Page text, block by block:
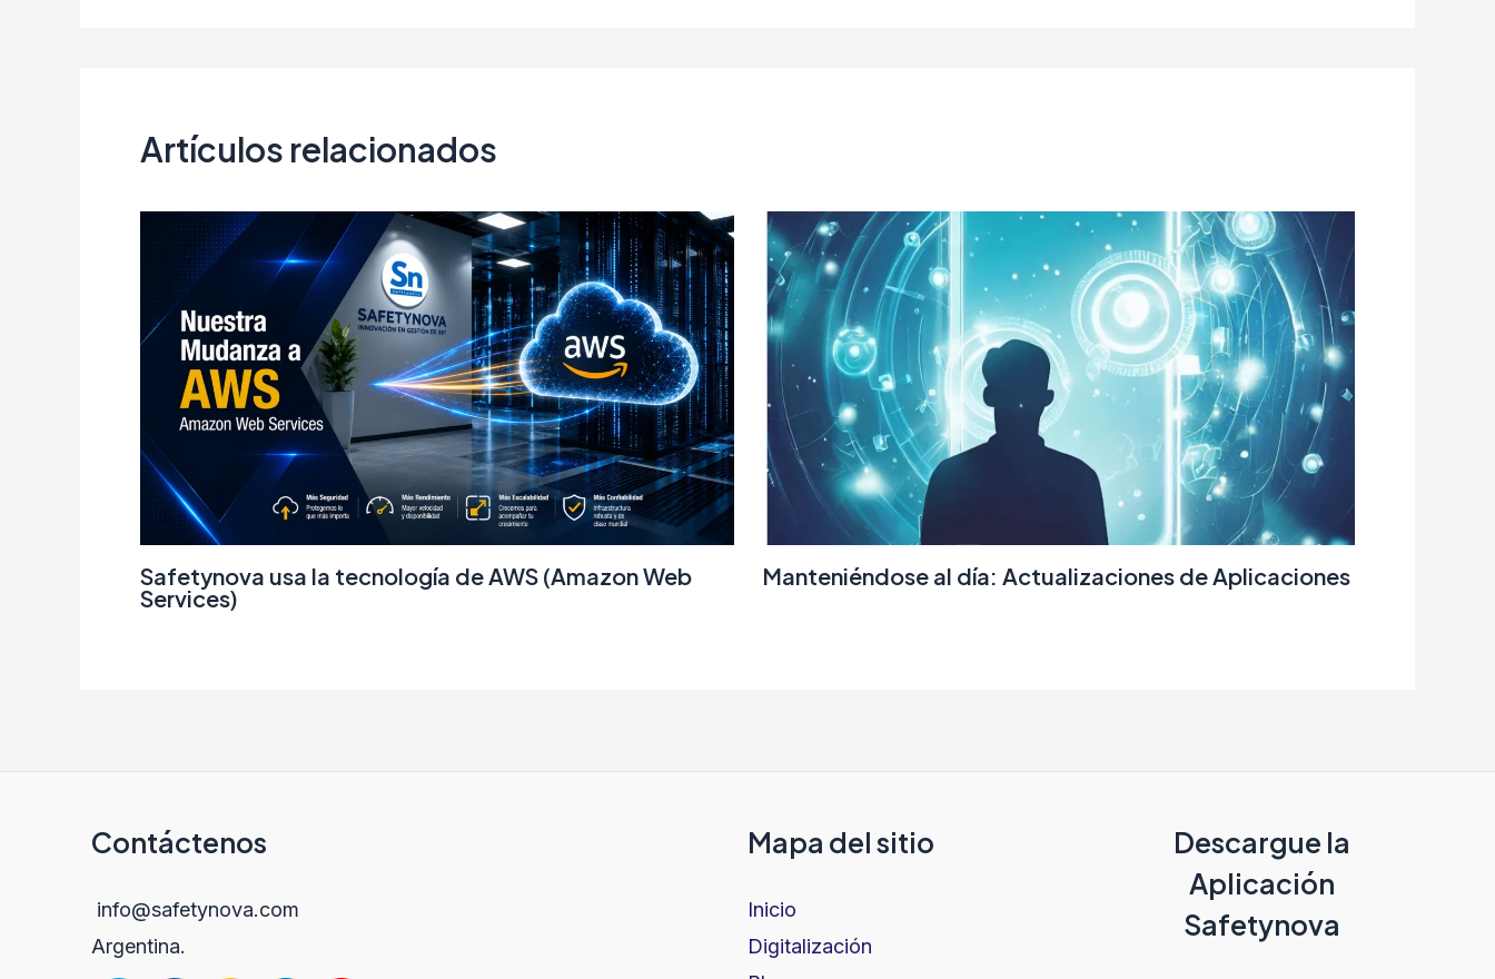
Artículos relacionados
Safetynova usa la tecnología de AWS (Amazon Web
Services)
Manteniéndose al día: Actualizaciones de Aplicaciones
Contáctenos
info@safetynova.com
Argentina.
Mapa del sitio
Inicio
Digitalización
Descargue la
Aplicación
Safetynova